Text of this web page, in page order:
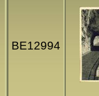
BE12994